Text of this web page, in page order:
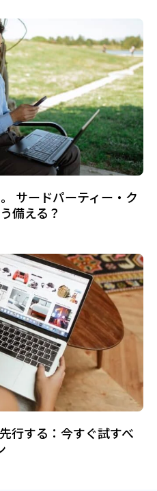
サードパーティー・ク
備える？
行する：今すぐ試すべ